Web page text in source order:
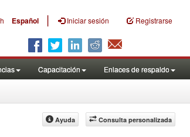
Español | Iniciar sesión Registrarse
Capacitación Enlaces de respaldo
Consulta personalizada
Ayuda